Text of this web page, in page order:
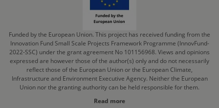
Funded by the European Union. This project has received funding from the
Innovation Fund Small Scale Projects Framework Programme (InnovFund-
2022-SSC) under the grant agreement No 101156968. Views and opinions
expressed are however those of the author(s) only and do not necessarily
reflect those of the European Union or the European Climate,
Infrastructure and Environment Executive Agency. Neither the European
Union nor the granting authority can be held responsible for them.
Read more